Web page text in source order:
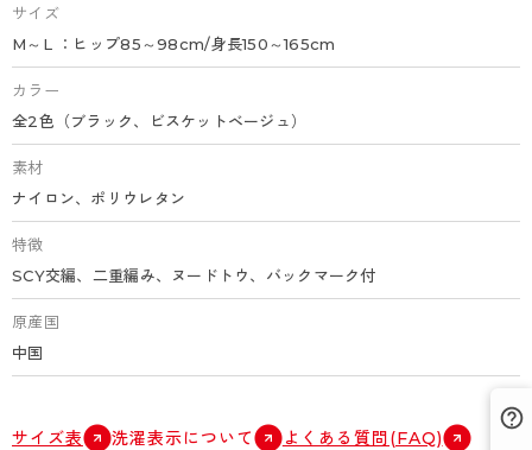
サイズ
M～L ：ヒップ85～98cm/身長150～165cm
カラー
全2色（ブラック、ビスケットベージュ）
素材
ナイロン、ポリウレタン
特徴
SCY交編、二重編み、ヌードトウ、バックマーク付
原産国
中国
サイズ表 洗濯表示について よくある質問(FAQ)